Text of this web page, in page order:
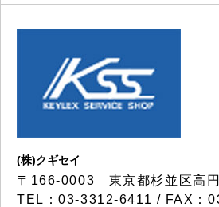
(株)クギセイ
〒166-0003 東京都杉並区高
TEL：03-3312-6411 / FAX：